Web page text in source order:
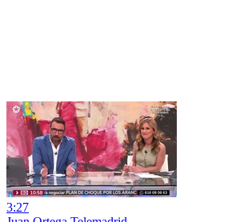
3:27